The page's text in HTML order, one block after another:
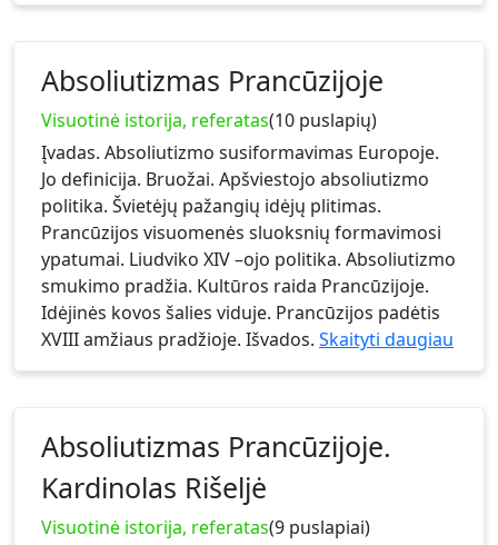
Absoliutizmas Prancūzijoje
Visuotinė istorija, referatas(10 puslapių)
Įvadas. Absoliutizmo susiformavimas Europoje.
Jo definicija. Bruožai. Apšviestojo absoliutizmo
politika. Švietėjų pažangių idėjų plitimas.
Prancūzijos visuomenės sluoksnių formavimosi
ypatumai. Liudviko XIV –ojo politika. Absoliutizmo
smukimo pradžia. Kultūros raida Prancūzijoje.
Idėjinės kovos šalies viduje. Prancūzijos padėtis
XVIII amžiaus pradžioje. Išvados. Skaityti daugiau
Absoliutizmas Prancūzijoje.
Kardinolas Rišeljė
Visuotinė istorija, referatas(9 puslapiai)